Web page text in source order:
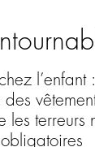
chez
des
les terreurs
obligatoires